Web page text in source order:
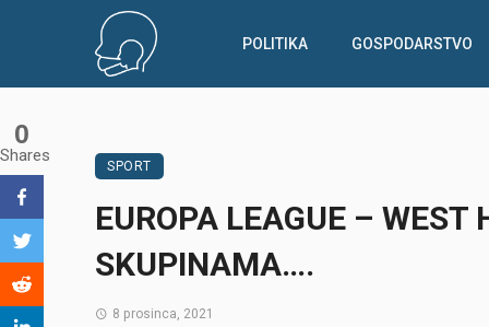
POLITIKA GOSPODARSTVO
SPORT
EUROPA LEAGUE –
SKUPINAMA….
8 prosinca, 2021
0
Shares